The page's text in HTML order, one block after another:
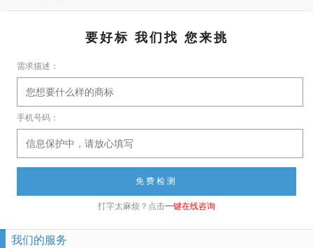
要好标 我们找 您来挑
需求描述：
手机号码：
打字太麻烦？点击一键在线咨询
我们的服务